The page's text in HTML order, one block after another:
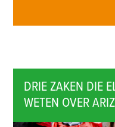
DRIE ZAKEN DIE
WETEN OVER